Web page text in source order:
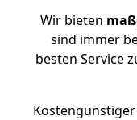
Wir bieten
sind immer
besten Service